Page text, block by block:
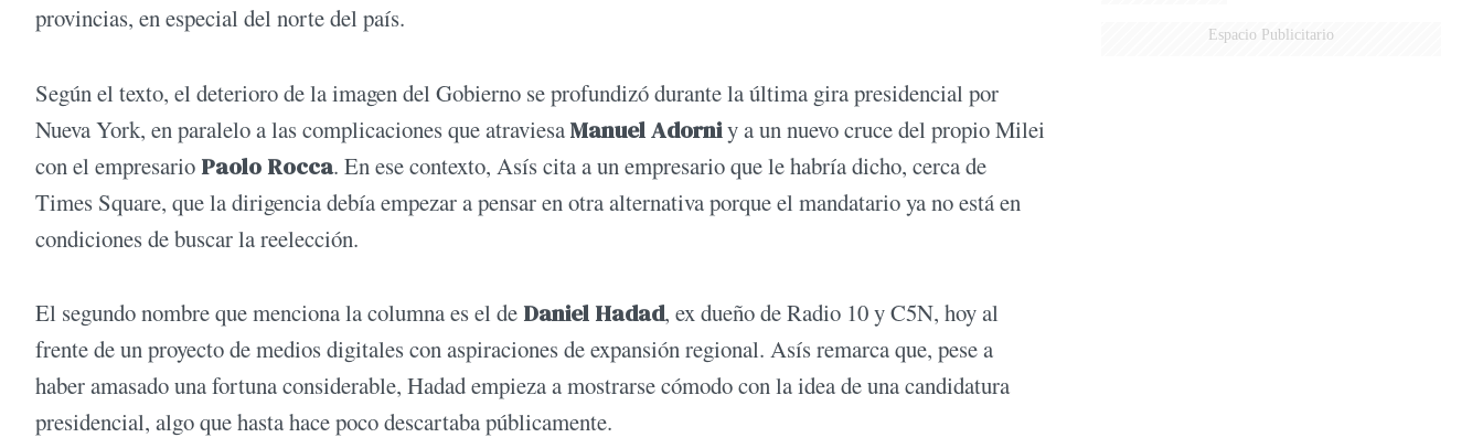
provincias, en especial del norte del país.
Según el texto, el deterioro de la imagen del Gobierno se profundizó durante la última gira presidencial por
Nueva York, en paralelo a las complicaciones que atraviesaManuel Adorniy a un nuevo cruce del propio Milei
con el empresario Paolo Rocca. En ese contexto, Asís cita a un empresario que le habría dicho, cerca de
Times Square, que la dirigencia debía empezar a pensar en otra alternativa porque el mandatario ya no está en
condiciones de buscar la reelección.
El segundo nombre que menciona la columna es el de Daniel Hadad, ex dueño de Radio 10 y C5N, hoy al
frente de un proyecto de medios digitales con aspiraciones de expansión regional. Asís remarca que, pese a
haber amasado una fortuna considerable, Hadad empieza a mostrarse cómodo con la idea de una candidatura
presidencial, algo que hasta hace poco descartaba públicamente.
Espacio Publicitario